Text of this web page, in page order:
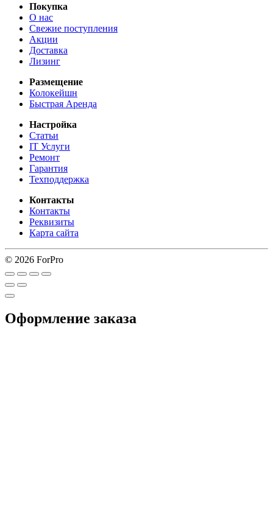
Покупка
О нас
Свежие поступления
Акции
Доставка
Лизинг
Размещение
Колокейшн
Быстрая Аренда
Настройка
Статьи
IT Услуги
Ремонт
Гарантия
Техподдержка
Контакты
Контакты
Реквизиты
Карта сайта
© 2026 ForPro
Оформление заказа